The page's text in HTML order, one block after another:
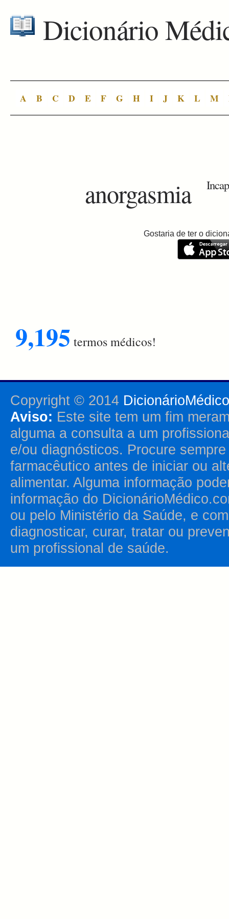
Dicionário
A B C D E F G H I J K L M
anorgasmia
Gostaria de ter o
9,195 termos médicos!
Copyright © 2014
Aviso: Este site tem um fim
alguma a consulta a um
e/ou diagnósticos. Procure
farmacêutico antes de iniciar ou
alimentar. Alguma informação
informação do
ou pelo Ministério da Saúde, e
diagnosticar, curar, tratar ou
um profissional de saúde.